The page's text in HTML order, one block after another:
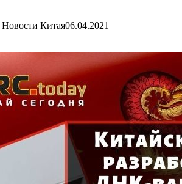
Новости Китая06.04.2021